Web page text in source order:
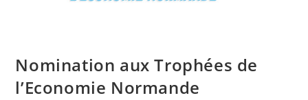
Nomination aux Trophées de
l’Economie Normande